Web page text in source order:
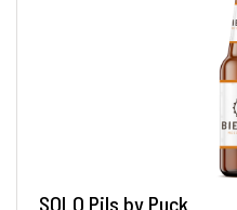
SOLO Pils by Puck